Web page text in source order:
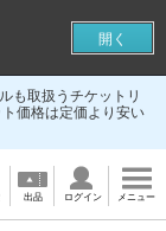
も取扱うチケットリ
価格は定価より安い
出品 ログイン メニュー
開く